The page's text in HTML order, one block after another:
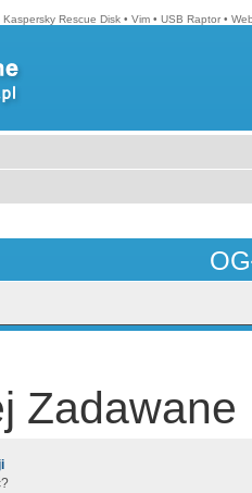
Kaspersky Rescue Disk • Vim • USB Raptor •
Zadawane